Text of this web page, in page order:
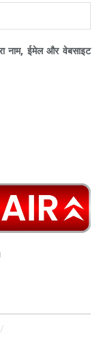
नाम, ईमेल और वेबसाइट